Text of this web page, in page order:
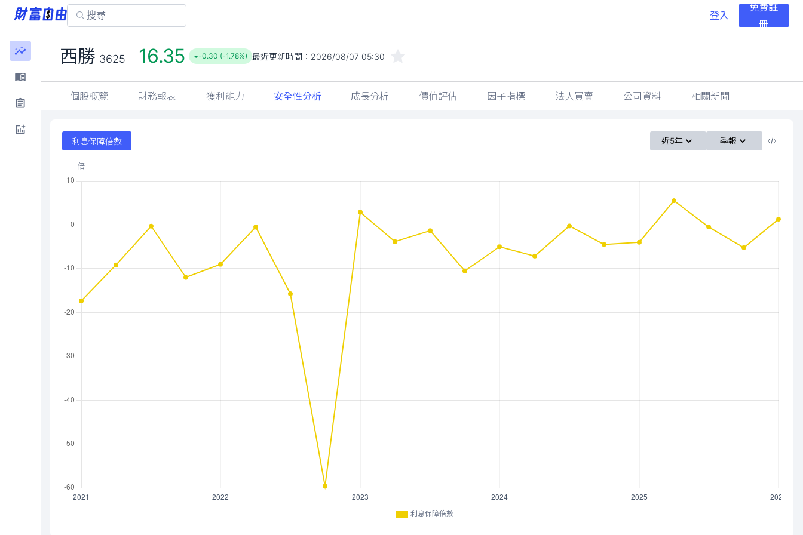
登入
免費註
冊
西勝 3625 16.35 -0.30 (-1.78%) 最近更新時間： 2026/08/07 05:30
個股概覽 財務報表 獲利能力 安全性分析 成長分析 價值評估 因子指標 法人買賣 公司資料 相關新聞
利息保障倍數 近5年 季報
利息保障倍數